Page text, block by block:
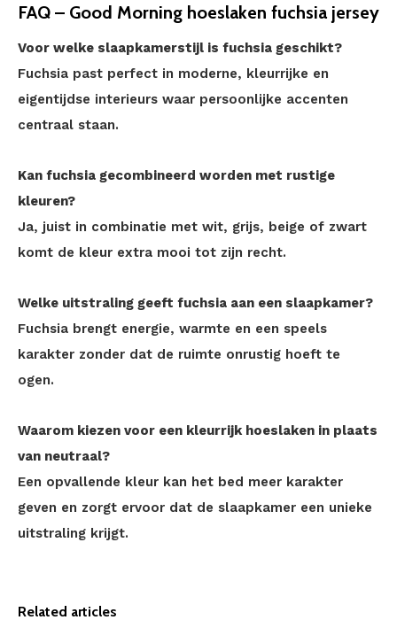
FAQ – Good Morning hoeslaken fuchsia jersey
Voor welke slaapkamerstijl is fuchsia geschikt?
Fuchsia past perfect in moderne, kleurrijke en
eigentijdse interieurs waar persoonlijke accenten
centraal staan.
Kan fuchsia gecombineerd worden met rustige
kleuren?
Ja, juist in combinatie met wit, grijs, beige of zwart
komt de kleur extra mooi tot zijn recht.
Welke uitstraling geeft fuchsia aan een slaapkamer?
Fuchsia brengt energie, warmte en een speels
karakter zonder dat de ruimte onrustig hoeft te
ogen.
Waarom kiezen voor een kleurrijk hoeslaken in plaats
van neutraal?
Een opvallende kleur kan het bed meer karakter
geven en zorgt ervoor dat de slaapkamer een unieke
uitstraling krijgt.
Related articles